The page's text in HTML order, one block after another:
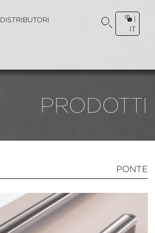
DISTRIBUTORI
|
IT
PRODOTTI
PONTE